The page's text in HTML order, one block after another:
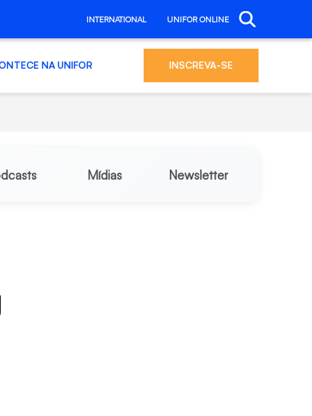
INTERNATIONAL UNIFOR ONLINE
NA UNIFOR INSCREVA-SE
Mídias Newsletter